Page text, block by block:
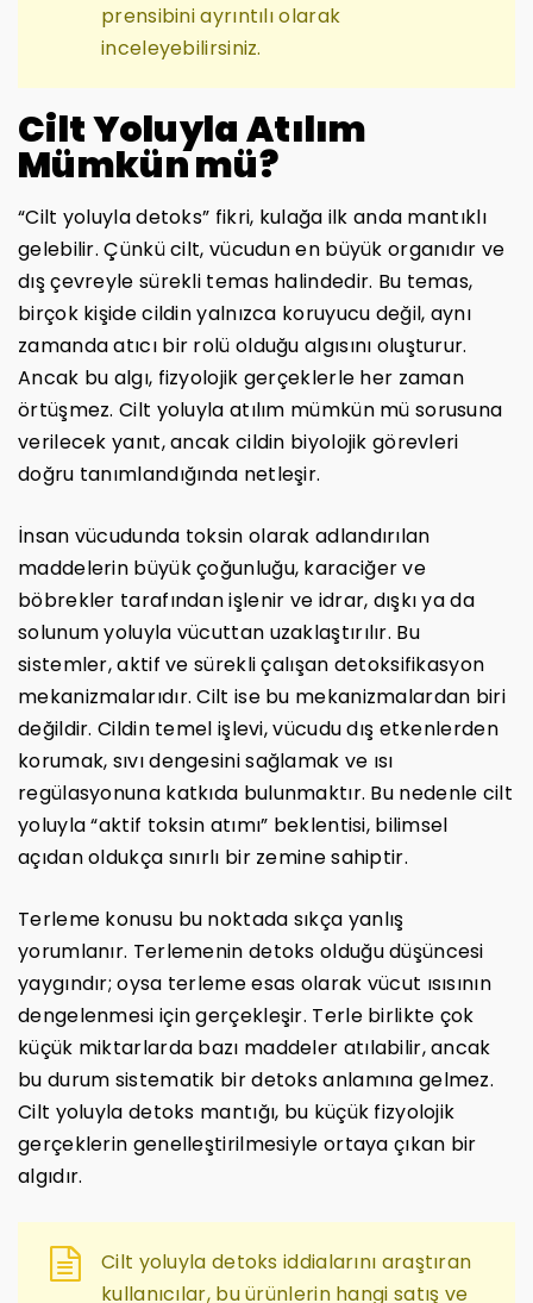
prensibini ayrıntılı olarak
inceleyebilirsiniz.
Cilt Yoluyla Atılım
Mümkün mü?
“Cilt yoluyla detoks” fikri, kulağa ilk anda mantıklı
gelebilir. Çünkü cilt, vücudun en büyük organıdır ve
dış çevreyle sürekli temas halindedir. Bu temas,
birçok kişide cildin yalnızca koruyucu değil, aynı
zamanda atıcı bir rolü olduğu algısını oluşturur.
Ancak bu algı, fizyolojik gerçeklerle her zaman
örtüşmez. Cilt yoluyla atılım mümkün mü sorusuna
verilecek yanıt, ancak cildin biyolojik görevleri
doğru tanımlandığında netleşir.
İnsan vücudunda toksin olarak adlandırılan
maddelerin büyük çoğunluğu, karaciğer ve
böbrekler tarafından işlenir ve idrar, dışkı ya da
solunum yoluyla vücuttan uzaklaştırılır. Bu
sistemler, aktif ve sürekli çalışan detoksifikasyon
mekanizmalarıdır. Cilt ise bu mekanizmalardan biri
değildir. Cildin temel işlevi, vücudu dış etkenlerden
korumak, sıvı dengesini sağlamak ve ısı
regülasyonuna katkıda bulunmaktır. Bu nedenle cilt
yoluyla “aktif toksin atımı” beklentisi, bilimsel
açıdan oldukça sınırlı bir zemine sahiptir.
Terleme konusu bu noktada sıkça yanlış
yorumlanır. Terlemenin detoks olduğu düşüncesi
yaygındır; oysa terleme esas olarak vücut ısısının
dengelenmesi için gerçekleşir. Terle birlikte çok
küçük miktarlarda bazı maddeler atılabilir, ancak
bu durum sistematik bir detoks anlamına gelmez.
Cilt yoluyla detoks mantığı, bu küçük fizyolojik
gerçeklerin genelleştirilmesiyle ortaya çıkan bir
algıdır.
Cilt yoluyla detoks iddialarını araştıran
kullanıcılar, bu ürünlerin hangi satış ve